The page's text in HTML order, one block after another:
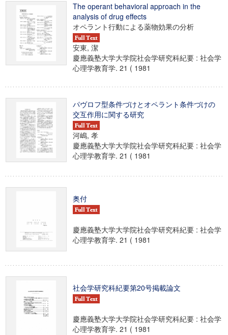
The operant behavioral approach in the
analysis of drug effects
オペラント行動による薬物効果の分析
安東, 潔
慶應義塾大学大学院社会学研究科紀要 : 社会学
心理学教育学. 21 ( 1981
パヴロフ型条件づけとオペラント条件づけの
交互作用に関する研究
河嶋, 孝
慶應義塾大学大学院社会学研究科紀要 : 社会学
心理学教育学. 21 ( 1981
奥付
慶應義塾大学大学院社会学研究科紀要 : 社会学
心理学教育学. 21 ( 1981
社会学研究科紀要第20号掲載論文
慶應義塾大学大学院社会学研究科紀要 : 社会学
心理学教育学. 21 ( 1981